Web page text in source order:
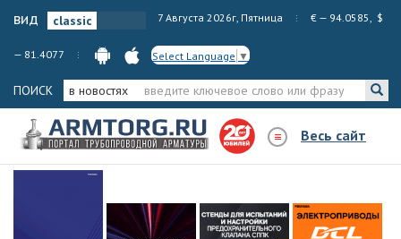
вид 7 Августа 2026г, Пятница € — 94.0585, $
— 81.4077 Select Language ▼
ПОИСК в новостях
Весь сайт